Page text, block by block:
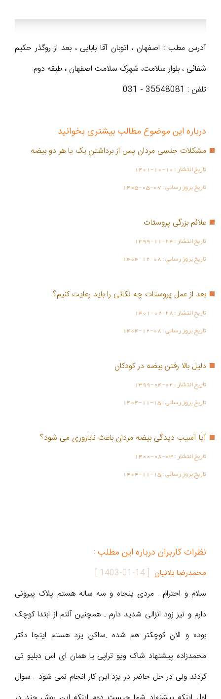
آدرس مطب : اصفهان ، اتوبان آقا بابایی ، بعد از روگذر حکیم
شفائی ، بلوار سلامت، شهرک سلامت اصفهان ، طبقه دوم
تلفن : 35548081 - 031
درباره این موضوع مطالب بیشتری بخوانید
مشکلات جنسی مردان پس از برداشتن یک یا هر دو بیضه
تاریخ انتشار :1401-10-10
تاریخ بروز رسانی :1405-05-07
علائم بزرگی پروستات
تاریخ انتشار :1399-11-24
تاریخ بروز رسانی :1404-12-08
بعد از عمل پروستات چه نکاتی را باید رعایت کنیم؟
تاریخ انتشار :1401-02-28
تاریخ بروز رسانی :1404-12-08
دلیل بالا رفتن بیضه در کودکان
تاریخ انتشار :1399-04-02
تاریخ بروز رسانی :1404-11-15
آیا آسیب دیدگی بیضه مردان باعث ناباروری می شود؟
تاریخ انتشار :1400-08-03
تاریخ بروز رسانی :1404-11-15
نظرات کاربران درباره این مطلب :
محمدرضا بلانیان [
1403-01-14
]
سلام و احترام . مردی پنجاه و سه ساله هستم پلاک پیرونی
دارم و نیز زود انزالی شدید دارم . همچنین آلتم از ابتدا کوچک
بوده و الان کوچکتر هم شده .ساکن یزد هستم اینجا دکتر
محمدزاده پیشنهاد شاک ویو تراپی یا همان ای اس دبلیو تی
کردند ولی در حل حاضر در یزد این کار انجام نمی شود . سوال